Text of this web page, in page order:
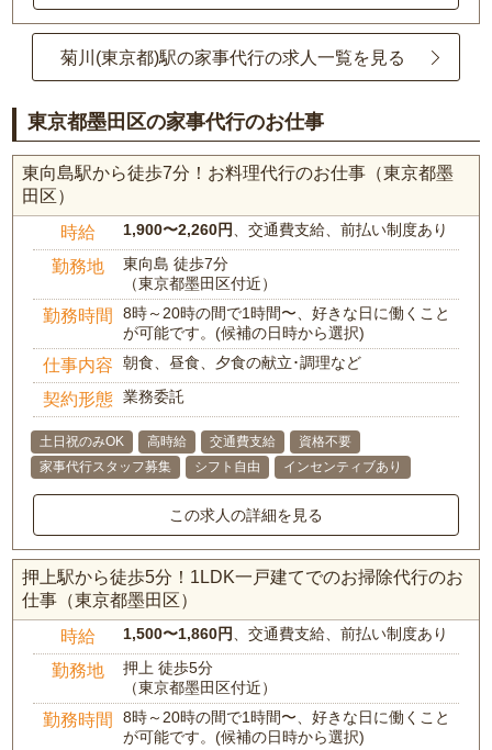
菊川(東京都)駅の家事代行の求人一覧を見る
東京都墨田区の家事代行のお仕事
東向島駅から徒歩7分！お料理代行のお仕事（東京都墨
田区）
時給 1,900〜2,260円 、交通費支給、前払い制度あり
勤務地
東向島 徒歩7分
（東京都墨田区付近）
勤務時間
8時～20時の間で1時間〜、好きな日に働くこと
が可能です。(候補の日時から選択)
仕事内容 朝食、昼食、夕食の献立･調理など
契約形態 業務委託
土日祝のみOK 高時給 交通費支給
資格不要
家事代行スタッフ募集
シフト自由 インセンティブあり
この求人の詳細を見る
押上駅から徒歩5分！1LDK一戸建てでのお掃除代行のお
仕事（東京都墨田区）
時給 1,500〜1,860円 、交通費支給、前払い制度あり
勤務地
押上 徒歩5分
（東京都墨田区付近）
勤務時間
8時～20時の間で1時間〜、好きな日に働くこと
が可能です。(候補の日時から選択)